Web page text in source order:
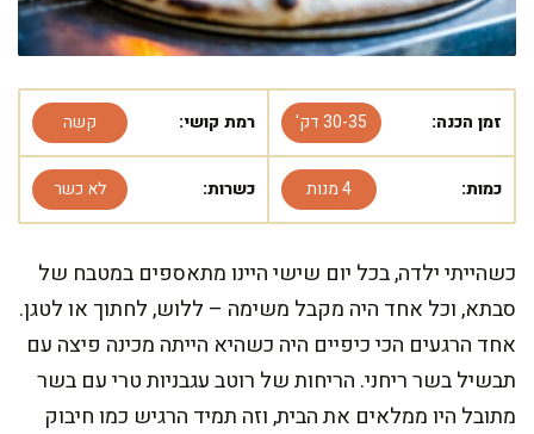
זמן הכנה: 30-35 דק' רמת קושי: קשה
כמות: 4 מנות כשרות: לא כשר
כשהייתי ילדה, בכל יום שישי היינו מתאספים במטבח של
סבתא, וכל אחד היה מקבל משימה – ללוש, לחתוך או לטגן.
אחד הרגעים הכי כיפיים היה כשהיא הייתה מכינה פיצה עם
תבשיל בשר ריחני. הריחות של רוטב עגבניות טרי עם בשר
מתובל היו ממלאים את הבית, וזה תמיד הרגיש כמו חיבוק